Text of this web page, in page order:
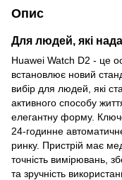
Опис
Для людей, які
Huawei Watch D2 - це
встановлює новий
вибір для людей, які
активного способу
елегантну форму.
24-годинне
ринку. Пристрій має
точність вимірювань,
та зручність